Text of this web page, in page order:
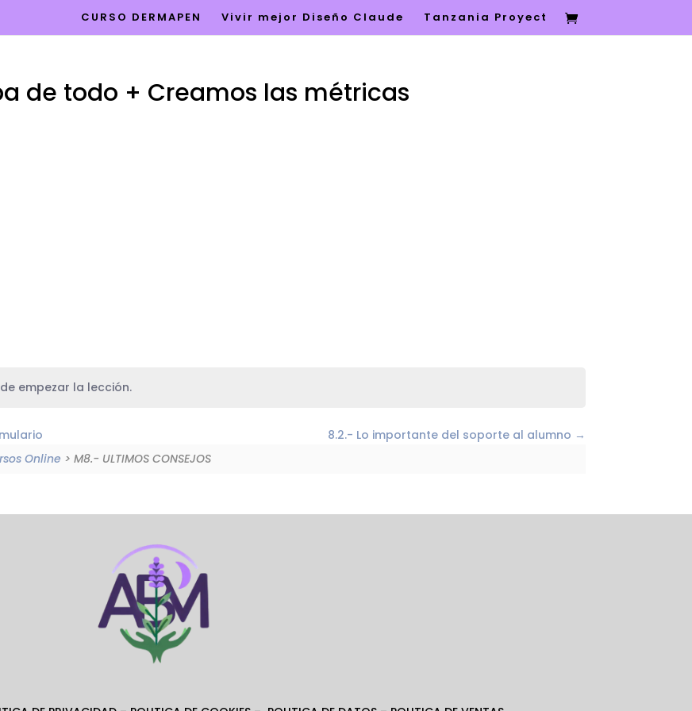
CURSO DERMAPEN Vivir mejor Diseño Claude Tanzania Proyect
de todo + Creamos las métricas
empezar la lección.
8.2.- Lo importante del soporte al alumno
Online > M8.- ULTIMOS CONSEJOS